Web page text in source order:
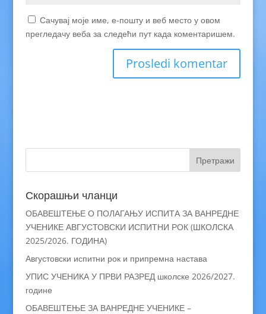
Сачувај моје име, е-пошту и веб место у овом
прегледачу веба за следећи пут када коментаришем.
Скорашњи чланци
ОБАВЕШТЕЊЕ О ПОЛАГАЊУ ИСПИТА ЗА ВАНРЕДНЕ
УЧЕНИКЕ АВГУСТОВСКИ ИСПИТНИ РОК (ШКОЛСКА
2025/2026. ГОДИНА)
Августовски испитни рок и припремна настава
УПИС УЧЕНИКА У ПРВИ РАЗРЕД школске 2026/2027.
године
ОБАВЕШТЕЊЕ ЗА ВАНРЕДНЕ УЧЕНИКЕ –